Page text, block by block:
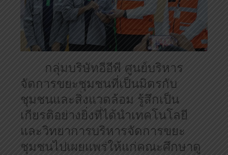
กลุ่มบริษัทอีอีพี ศูนย์บริหาร
จัดการขยะชุมชนที่เป็นมิตรกับ
ชุมชนและสิ่งแวดล้อม รู้สึกเป็น
เกียรติอย่างยิ่งที่ได้นำเทคโนโลยี
และวิทยาการบริหารจัดการขยะ
ชุมชนไปเผยแพร่ให้แก่คณะศึกษาดู